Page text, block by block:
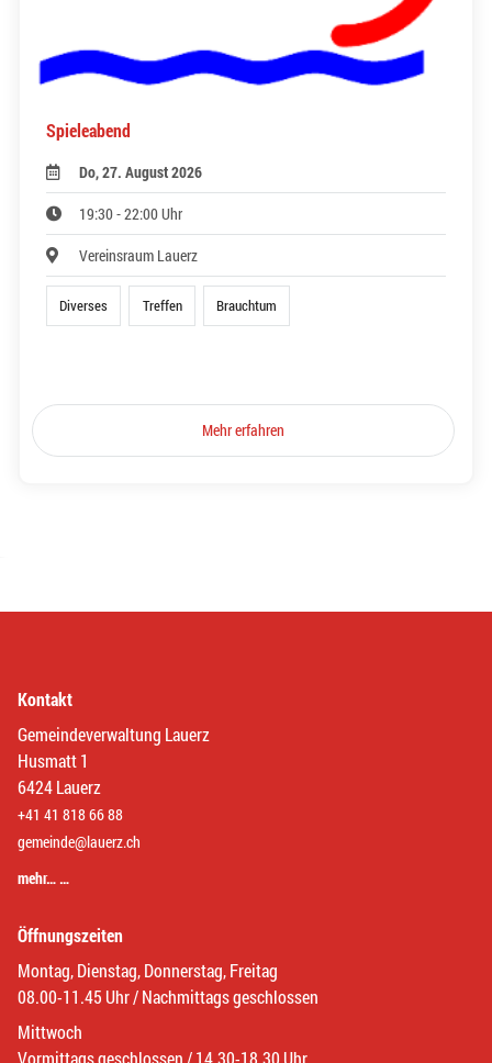
Spieleabend
Do, 27. August 2026
19:30 - 22:00 Uhr
Vereinsraum Lauerz
Diverses Treffen Brauchtum
Mehr erfahren
Kontakt
Gemeindeverwaltung Lauerz
Husmatt 1
6424 Lauerz
+41 41 818 66 88
gemeinde@lauerz.ch
mehr… …
Öffnungszeiten
Montag, Dienstag, Donnerstag, Freitag
08.00-11.45 Uhr / Nachmittags geschlossen
Mittwoch
Vormittags geschlossen / 14.30-18.30 Uhr